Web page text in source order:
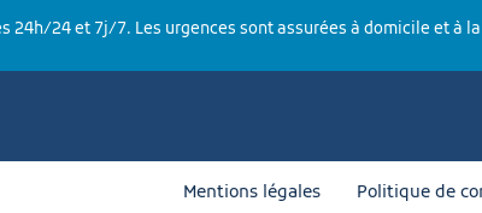
24h/24 et 7j/7. Les urgences sont assurées à domicile et
Mentions légales Politique de